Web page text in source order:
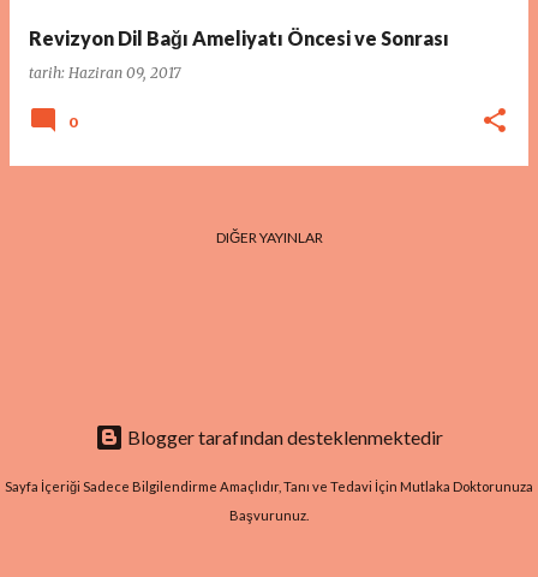
Revizyon Dil Bağı Ameliyatı Öncesi ve Sonrası
tarih: Haziran 09, 2017
0
DIĞER YAYINLAR
Blogger tarafından desteklenmektedir
Sayfa İçeriği Sadece Bilgilendirme Amaçlıdır, Tanı ve Tedavi İçin Mutlaka Doktorunuza
Başvurunuz.